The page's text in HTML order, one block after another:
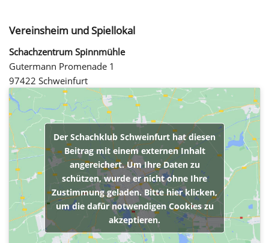
Vereinsheim und Spiellokal
Schachzentrum Spinnmühle
Gutermann Promenade 1
97422 Schweinfurt
Der Schachklub Schweinfurt hat diesen
Beitrag mit einem externen Inhalt
angereichert. Um Ihre Daten zu
schützen, wurde er nicht ohne Ihre
Zustimmung geladen. Bitte hier klicken,
um die dafür notwendigen Cookies zu
akzeptieren.